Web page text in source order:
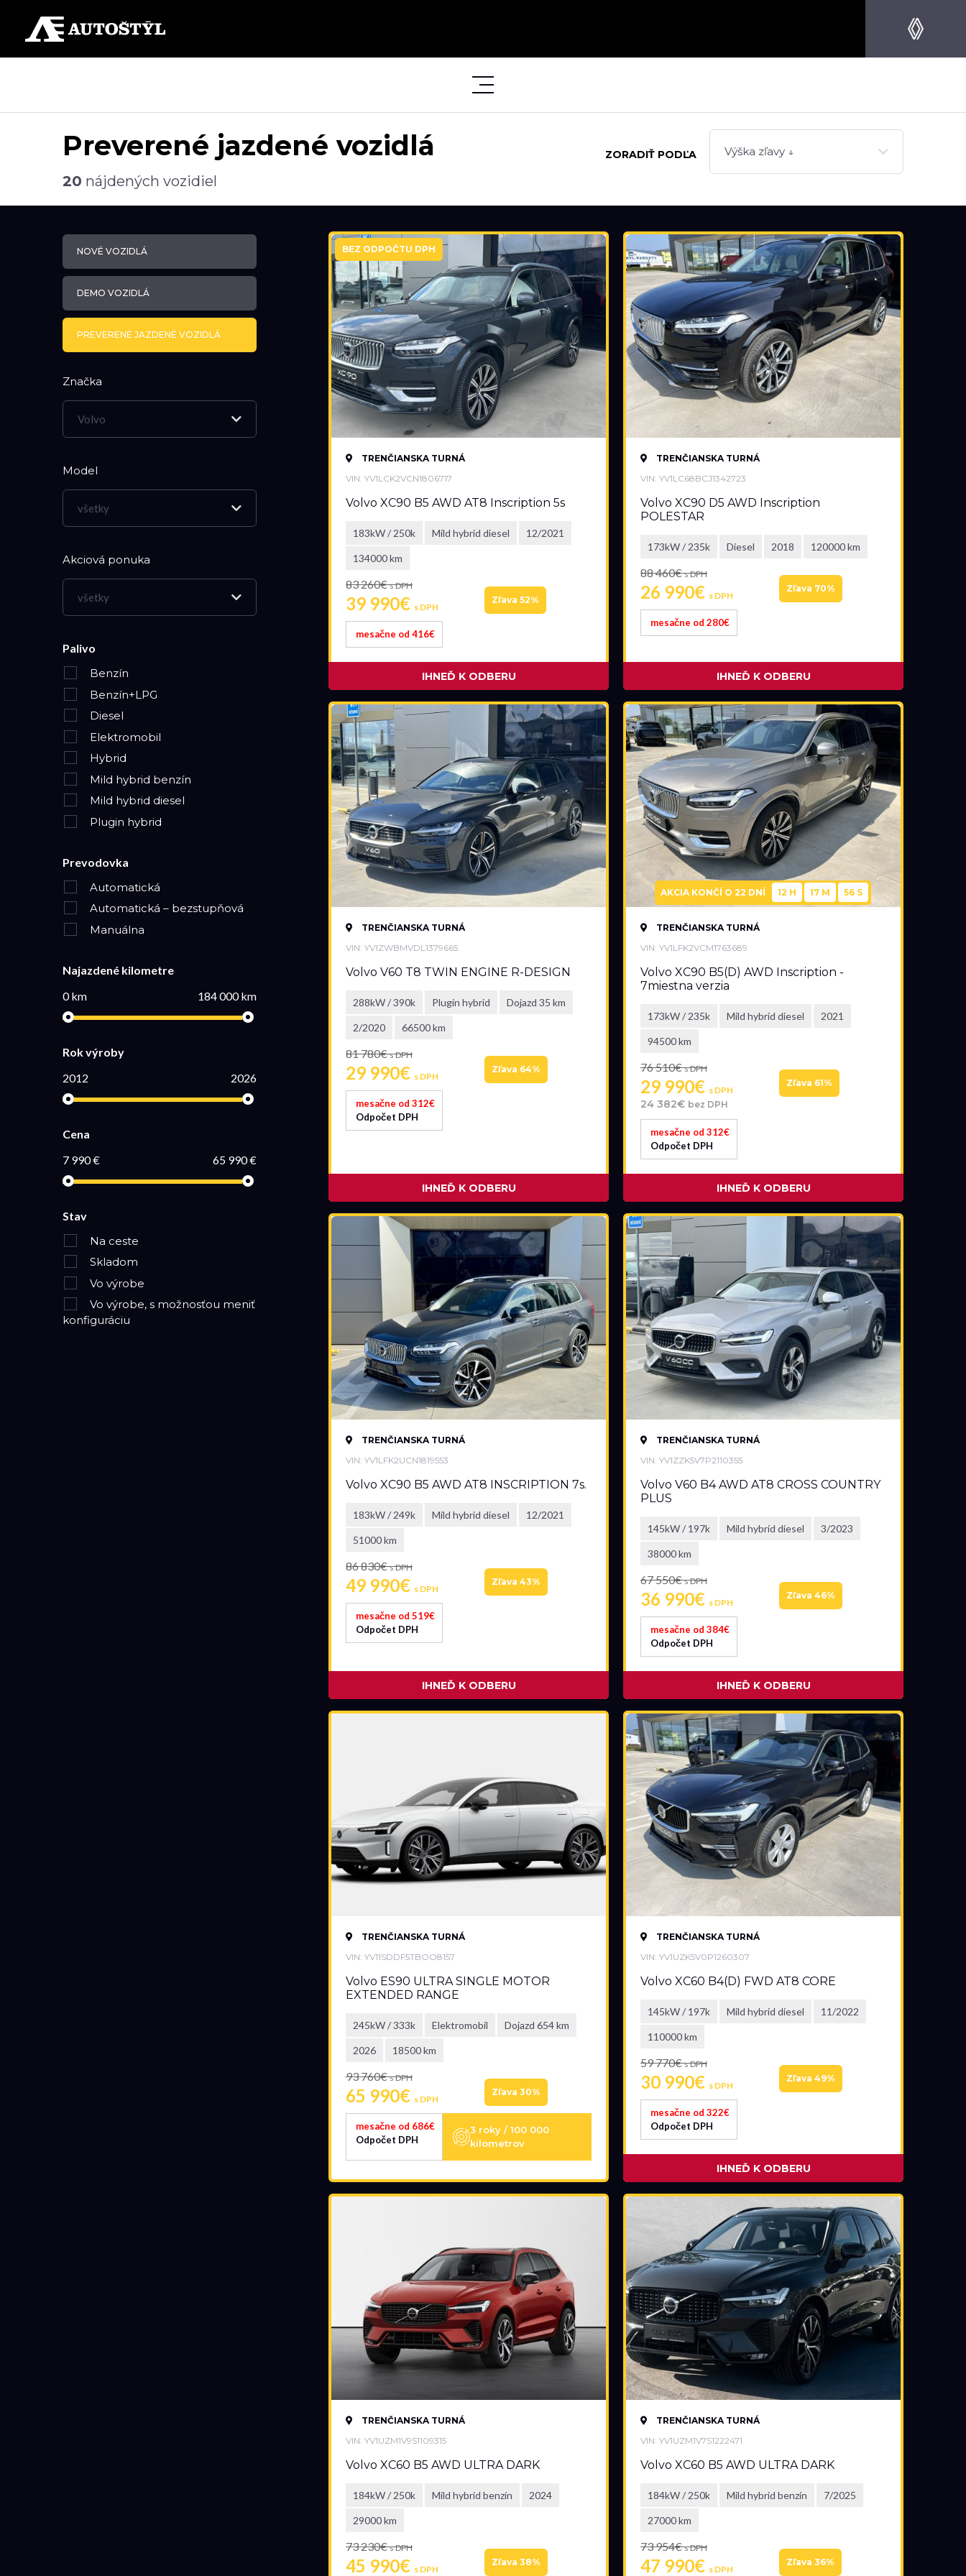
Preverené jazdené vozidlá
20 nájdených vozidiel
ZORADIŤ PODĽA Výška zľavy ↓
NOVÉ VOZIDLÁ
DEMO VOZIDLÁ
PREVERENÉ JAZDENÉ VOZIDLÁ
Značka
Volvo
Model
všetky
Akciová ponuka
všetky
Palivo
Benzín
Benzín+LPG
Diesel
Elektromobil
Hybrid
Mild hybrid benzín
Mild hybrid diesel
Plugin hybrid
Prevodovka
Automatická
Automatická – bezstupňová
Manuálna
Najazdené kilometre
0 km
184 000 km
Rok výroby
2012
2026
Cena
7 990 €
65 990 €
Stav
Na ceste
Skladom
Vo výrobe
Vo výrobe, s možnosťou meniť
konfiguráciu
BEZ ODPOČTU DPH
TRENČIANSKA TURNÁ
VIN: YV1LCK2VCN1806717
Volvo XC90 B5 AWD AT8 Inscription 5s
183kW / 250k Mild hybrid diesel 12/2021
134000 km
83 260€s DPH
39 990€ s DPH
Zľava 52%
mesačne od 416€
IHNEĎ K ODBERU
TRENČIANSKA TURNÁ
VIN: YV1LC68BCJ1342723
Volvo XC90 D5 AWD Inscription
POLESTAR
173kW / 235k Diesel 2018 120000 km
88 460€s DPH
26 990€ s DPH
Zľava 70%
mesačne od 280€
IHNEĎ K ODBERU
TRENČIANSKA TURNÁ
VIN: YV1ZWBMVDL1379665
Volvo V60 T8 TWIN ENGINE R-DESIGN
288kW / 390k Plugin hybrid Dojazd 35 km
2/2020 66500 km
81 780€s DPH
29 990€ s DPH
Zľava 64%
mesačne od 312€
Odpočet DPH
IHNEĎ K ODBERU
AKCIA KONČÍ O 22 DNÍ 12 H 17 M 55 S
TRENČIANSKA TURNÁ
VIN: YV1LFK2VCM1763689
Volvo XC90 B5(D) AWD Inscription -
7miestna verzia
173kW / 235k Mild hybrid diesel 2021
94500 km
76 510€s DPH
29 990€ s DPH
24 382€ bez DPH
Zľava 61%
mesačne od 312€
Odpočet DPH
IHNEĎ K ODBERU
TRENČIANSKA TURNÁ
VIN: YV1LFK2UCN1819553
Volvo XC90 B5 AWD AT8 INSCRIPTION 7s.
183kW / 249k Mild hybrid diesel 12/2021
51000 km
86 830€s DPH
49 990€ s DPH
Zľava 43%
mesačne od 519€
Odpočet DPH
IHNEĎ K ODBERU
TRENČIANSKA TURNÁ
VIN: YV1ZZK5V7P2110355
Volvo V60 B4 AWD AT8 CROSS COUNTRY
PLUS
145kW / 197k Mild hybrid diesel 3/2023
38000 km
67 550€s DPH
36 990€ s DPH
Zľava 46%
mesačne od 384€
Odpočet DPH
IHNEĎ K ODBERU
TRENČIANSKA TURNÁ
VIN: YV11SDDF5TBOO8157
Volvo ES90 ULTRA SINGLE MOTOR
EXTENDED RANGE
245kW / 333k Elektromobil Dojazd 654 km
2026 18500 km
93 760€s DPH
65 990€ s DPH
Zľava 30%
mesačne od 686€
Odpočet DPH
3 roky / 100 000
kilometrov
TRENČIANSKA TURNÁ
VIN: YV1UZK5V0P1260307
Volvo XC60 B4(D) FWD AT8 CORE
145kW / 197k Mild hybrid diesel 11/2022
110000 km
59 770€s DPH
30 990€ s DPH
Zľava 49%
mesačne od 322€
Odpočet DPH
IHNEĎ K ODBERU
TRENČIANSKA TURNÁ
VIN: YV1UZM1V9S1109315
Volvo XC60 B5 AWD ULTRA DARK
184kW / 250k Mild hybrid benzín 2024
29000 km
73 230€s DPH
45 990€ s DPH
Zľava 38%
TRENČIANSKA TURNÁ
VIN: YV1UZM1V7S1222471
Volvo XC60 B5 AWD ULTRA DARK
184kW / 250k Mild hybrid benzín 7/2025
27000 km
73 954€s DPH
47 990€ s DPH
Zľava 36%